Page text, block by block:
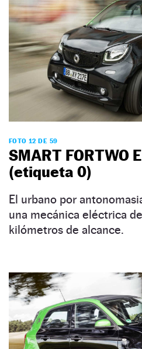
FOTO 12 DE 59
SMART FORTWO
(etiqueta 0)
El urbano por
una mecánica eléctrica
kilómetros de alcance.